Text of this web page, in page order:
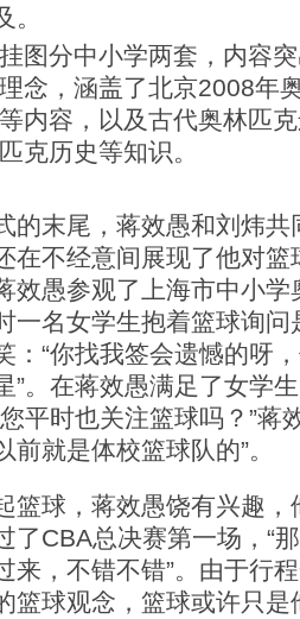
。
图分中小学两套，内容
念，涵盖了北京2008年
内容，以及古代奥林匹
克历史等知识。
末尾，蒋效愚和刘炜共
在不经意间展现了他对
效愚参观了上海市中小
一名女学生抱着篮球询
：“你找我签会遗憾的呀
”。在蒋效愚满足了女学
平时也关注篮球吗？”蒋
前就是体校篮球队的”。
球，蒋效愚饶有兴趣，
了CBA总决赛第一场，“
来，不错不错”。由于行
篮球观念，篮球或许只